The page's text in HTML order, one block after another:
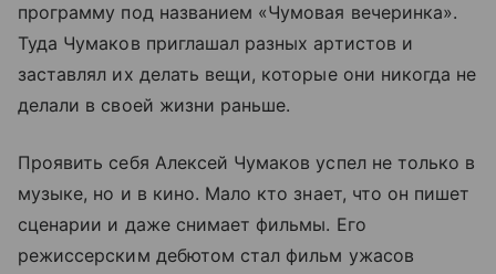
программу под названием «Чумовая вечеринка».
Туда Чумаков приглашал разных артистов и
заставлял их делать вещи, которые они никогда не
делали в своей жизни раньше.
Проявить себя Алексей Чумаков успел не только в
музыке, но и в кино. Мало кто знает, что он пишет
сценарии и даже снимает фильмы. Его
режиссерским дебютом стал фильм ужасов